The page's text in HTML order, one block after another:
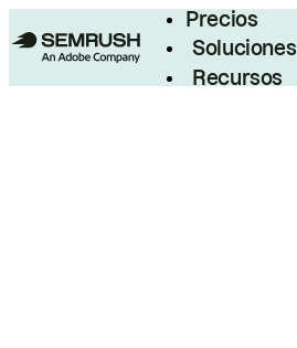
Precios
Soluciones
Recursos